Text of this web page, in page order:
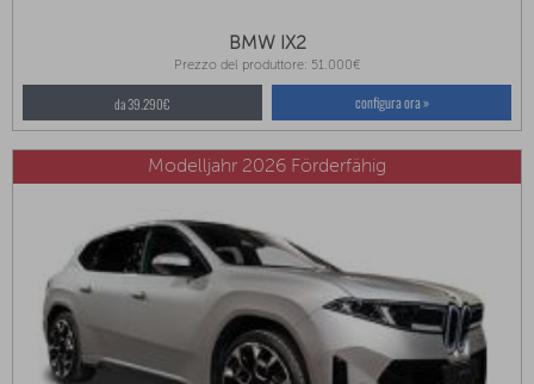
BMW IX2
Prezzo del produttore: 51.000€
da 39.290€ configura ora »
Modelljahr 2026 Förderfähig